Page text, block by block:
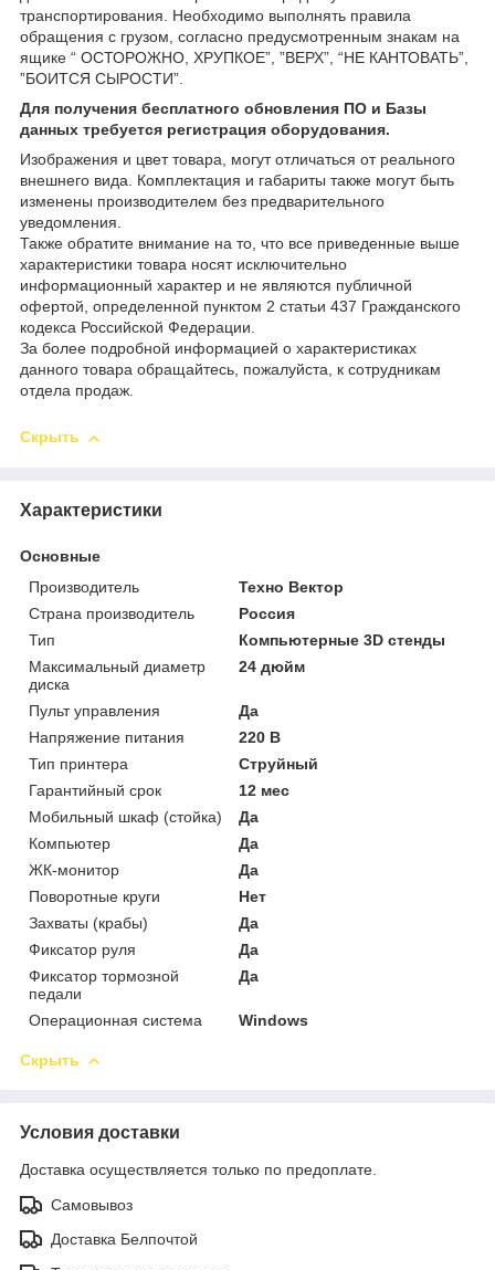
транспортирования. Необходимо выполнять правила
обращения с грузом, согласно предусмотренным знакам на
ящике “ ОСТОРОЖНО, ХРУПКОЕ”, ”ВЕРХ”, “НЕ КАНТОВАТЬ”,
”БОИТСЯ СЫРОСТИ”.
Для получения бесплатного обновления ПО и Базы
данных требуется регистрация оборудования.
Изображения и цвет товара, могут отличаться от реального
внешнего вида. Комплектация и габариты также могут быть
изменены производителем без предварительного
уведомления.
Также обратите внимание на то, что все приведенные выше
характеристики товара носят исключительно
информационный характер и не являются публичной
офертой, определенной пунктом 2 статьи 437 Гражданского
кодекса Российской Федерации.
За более подробной информацией о характеристиках
данного товара обращайтесь, пожалуйста, к сотрудникам
отдела продаж.
Скрыть
Характеристики
Основные
Производитель
Техно Вектор
Страна производитель
Россия
Тип
Компьютерные 3D стенды
Максимальный диаметр
диска
24 дюйм
Пульт управления
Да
Напряжение питания
220 В
Тип принтера
Струйный
Гарантийный срок
12 мес
Мобильный шкаф (стойка)
Да
Компьютер
Да
ЖК-монитор
Да
Поворотные круги
Нет
Захваты (крабы)
Да
Фиксатор руля
Да
Фиксатор тормозной
педали
Да
Операционная система Windows
Скрыть
Условия доставки
Доставка осуществляется только по предоплате.
Самовывоз
Доставка Белпочтой